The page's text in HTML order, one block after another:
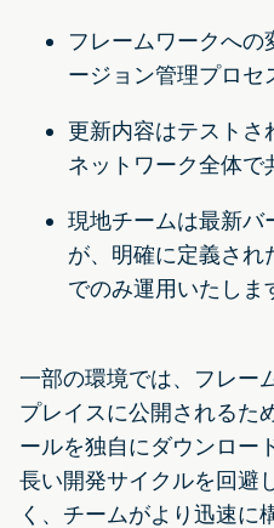
フレームワークへ
ージョン管理プロセ
更新内容はテストさ
ネットワーク全体で
現地チームは最新バ
が、明確に定義され
でのみ運用いたしま
一部の環境では、フレー
プレイスに公開されるた
ールを独自にダウンロー
長い開発サイクルを回避
く、チームがより迅速に